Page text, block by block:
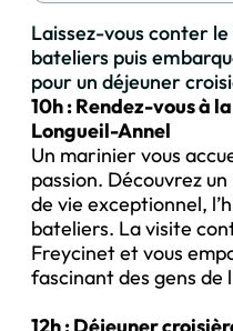
Laissez-vous conter
bateliers puis
pour un déjeuner
10h : Rendez-vous à
Longueil-Annel
Un marinier vous
passion. Découvrez
de vie exceptionnel,
bateliers. La visite
Freycinet et vous
fascinant des gens de
12h : Déjeuner